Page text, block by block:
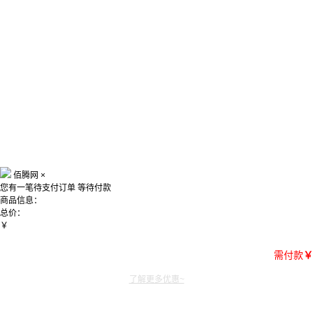
佰腾网 ×
您有一笔待支付订单 等待付款
商品信息：
总价：
￥
需付款￥
了解更多优惠~